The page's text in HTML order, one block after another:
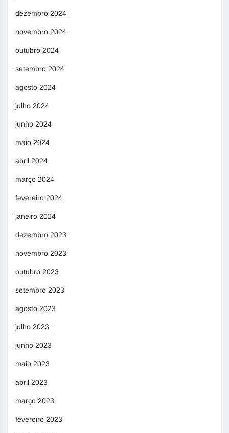
dezembro 2024
novembro 2024
outubro 2024
setembro 2024
agosto 2024
julho 2024
junho 2024
maio 2024
abril 2024
março 2024
fevereiro 2024
janeiro 2024
dezembro 2023
novembro 2023
outubro 2023
setembro 2023
agosto 2023
julho 2023
junho 2023
maio 2023
abril 2023
março 2023
fevereiro 2023